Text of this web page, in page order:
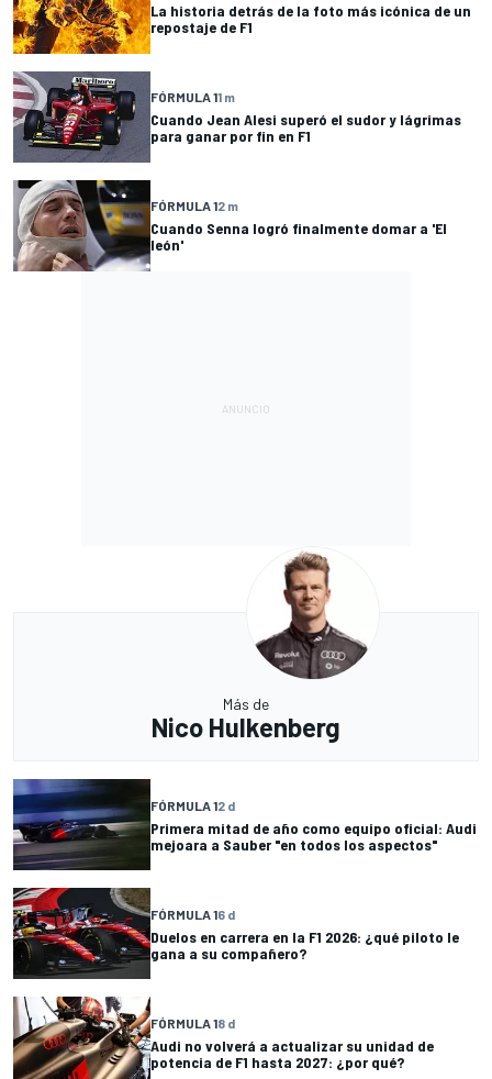
La historia detrás de la foto más icónica de un
repostaje de F1
FÓRMULA 11 m
Cuando Jean Alesi superó el sudor y lágrimas
para ganar por fin en F1
FÓRMULA 12 m
Cuando Senna logró finalmente domar a 'El
león'
Más de
Nico Hulkenberg
FÓRMULA 12 d
Primera mitad de año como equipo oficial: Audi
mejoara a Sauber "en todos los aspectos"
FÓRMULA 16 d
Duelos en carrera en la F1 2026: ¿qué piloto le
gana a su compañero?
FÓRMULA 18 d
Audi no volverá a actualizar su unidad de
potencia de F1 hasta 2027: ¿por qué?